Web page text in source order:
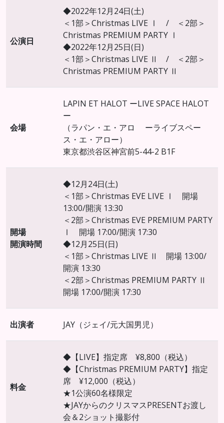
公演日
◆2022年12月24日(土)
＜1部＞Christmas LIVE Ⅰ / ＜2部＞
Christmas PREMIUM PARTY Ⅰ
◆2022年12月25日(日)
＜1部＞Christmas LIVE Ⅱ / ＜2部＞
Christmas PREMIUM PARTY Ⅱ
会場
LAPIN ET HALOT ーLIVE SPACE HALOT
ー
（ラパン・エ・アロ ーライブスペー
ス・エ・アロー）
東京都渋谷区神宮前5-44-2 B1F
開場
開演時間
◆12月24日(土)
＜1部＞Christmas EVE LIVE Ⅰ 開場
13:00/開演 13:30
＜2部＞Christmas EVE PREMIUM PARTY
Ⅰ 開場 17:00/開演 17:30
◆12月25日(日)
＜1部＞Christmas LIVE Ⅱ 開場 13:00/
開演 13:30
＜2部＞Christmas PREMIUM PARTY Ⅱ
開場 17:00/開演 17:30
出演者 JAY（ジェイ/元大国男児）
料金
◆【LIVE】指定席 ¥8,800（税込）
◆【Christmas PREMIUM PARTY】指定
席 ¥12,000（税込）
★1公演60名様限定
★JAYからのクリスマスPRESENTお渡し
会＆2ショット撮影付